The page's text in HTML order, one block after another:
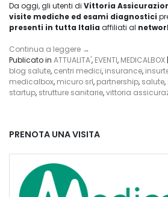
Da oggi, gli utenti di Vittoria
visite mediche ed esami diagnostici
presenti in tutta Italia affiliati al
Continua a leggere →
Publicato in ATTUALITA', EVENTI, MEDICALBOX
blog salute, centri medici, insurance,
medicalbox, micuro srl, partnership, salute,
startup, strutture sanitarie,vittoria
PRENOTA UNA VISITA